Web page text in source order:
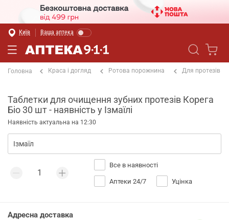
Київ Ваша аптека
Головна Краса і догляд Ротова порожнина Для протезів
Таблетки для очищення зубних протезів Корега
Біо 30 шт - наявність у Ізмаїлі
Наявність актуальна на 12:30
Все в наявності
Аптеки 24/7 Уцінка
Адресна доставка